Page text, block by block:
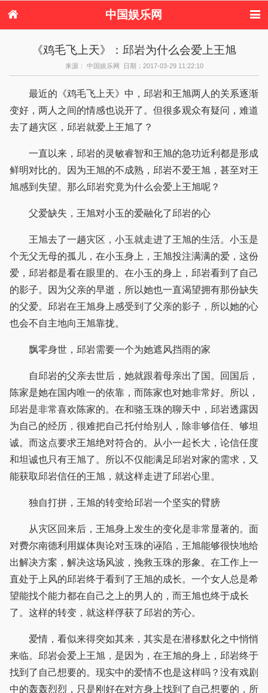
中国娱乐网
港台娱乐
日本娱乐 韩国娱乐
欧美娱乐
音乐新闻 影视新闻
内地明星八卦
日本韩国明星
八卦
欧美明星八卦 娱乐评论
《鸡毛飞上天》：邱岩为什么会爱上王旭
来源： 中国娱乐网 日期：2017-03-29 11:22:10
最近的《鸡毛飞上天》中，邱岩和王旭两人的关系逐渐
变好，两人之间的情感也说开了。但很多观众有疑问，难道
去了趟灾区，邱岩就爱上王旭了？
一直以来，邱岩的灵敏睿智和王旭的急功近利都是形成
鲜明对比的。因为王旭的不成熟，邱岩不爱王旭，甚至对王
旭感到失望。那么邱岩究竟为什么会爱上王旭呢？
父爱缺失，王旭对小玉的爱融化了邱岩的心
王旭去了一趟灾区，小玉就走进了王旭的生活。小玉是
个无父无母的孤儿，在小玉身上，王旭投注满满的爱，这份
爱，邱岩都是看在眼里的。在小玉的身上，邱岩看到了自己
的影子。因为父亲的早逝，所以她也一直渴望拥有那份缺失
的父爱。邱岩在王旭身上感受到了父亲的影子，所以她的心
也会不自主地向王旭靠拢。
飘零身世，邱岩需要一个为她遮风挡雨的家
自邱岩的父亲去世后，她就跟着母亲出了国。回国后，
陈家是她在国内唯一的依靠，而陈家也对她非常好。所以，
邱岩是非常喜欢陈家的。在和骆玉珠的聊天中，邱岩透露因
为自己的经历，很难把自己托付给别人，除非够信任、够坦
诚。而这点要求王旭绝对符合的。从小一起长大，论信任度
和坦诚也只有王旭了。所以不仅能满足邱岩对家的需求，又
能获取邱岩信任的王旭，就这样走进了邱岩心里。
独自打拼，王旭的转变给邱岩一个坚实的臂膀
从灾区回来后，王旭身上发生的变化是非常显著的。面
对费尔南德利用媒体舆论对玉珠的诬陷，王旭能够很快地给
出解决方案，解决这场风波，挽救玉珠的形象。在工作上一
直处于上风的邱岩终于看到了王旭的成长。一个女人总是希
望能找个能力都在自己之上的男人的，而王旭也终于成长
了。这样的转变，就这样俘获了邱岩的芳心。
爱情，看似来得突如其来，其实是在潜移默化之中悄悄
来临。邱岩会爱上王旭，是因为，在王旭的身上，邱岩终于
找到了自己想要的。现实中的爱情不也是这样吗？没有戏剧
中的轰轰烈烈，只是刚好在对方身上找到了自己想要的，所